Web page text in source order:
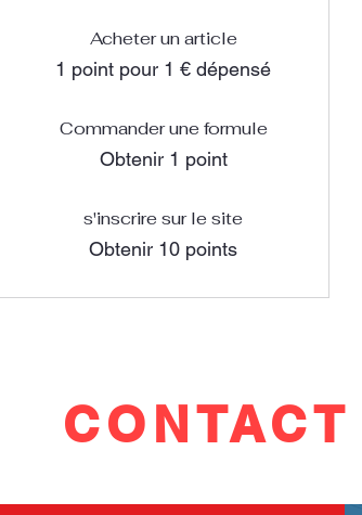
Acheter un article
1 point pour 1 € dépensé
Commander une formule
Obtenir 1 point
s'inscrire sur le site
Obtenir 10 points
CONTACT